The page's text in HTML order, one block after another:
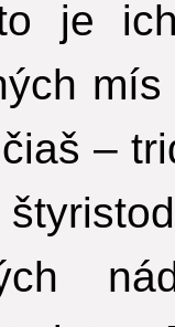
je
–